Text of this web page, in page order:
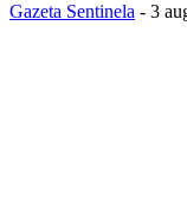
Gazeta Sentinela - 3